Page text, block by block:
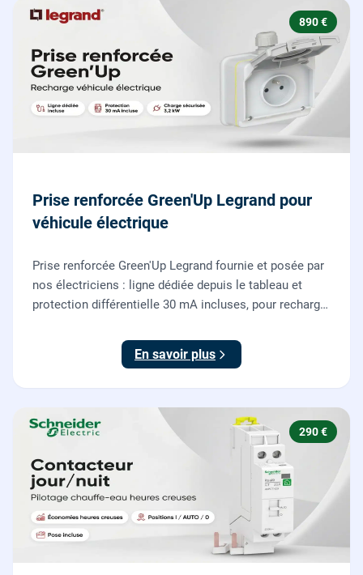
890 €
Prise renforcée Green'Up Legrand pour
véhicule électrique
Prise renforcée Green'Up Legrand fournie et posée par
nos électriciens : ligne dédiée depuis le tableau et
protection différentielle 30 mA incluses, pour recharger
En savoir plus
290 €